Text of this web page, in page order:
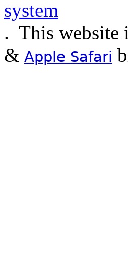
. This website
& Apple Safari